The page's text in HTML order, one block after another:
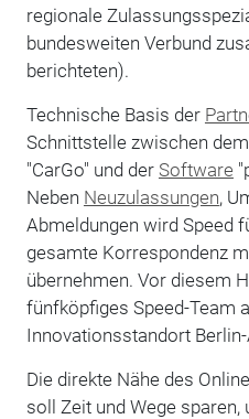
regionale
bundesweiten Verbund
berichteten).
Technische Basis der
Schnittstelle zwischen
"CarGo" und der Software
Neben Neuzulassungen,
Abmeldungen wird Speed
gesamte Korrespondenz
übernehmen. Vor diesem
fünfköpfiges Speed-Team
Innovationsstandort
Die direkte Nähe des
soll Zeit und Wege sparen,